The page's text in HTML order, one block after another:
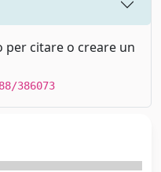
citare o creare un
386073